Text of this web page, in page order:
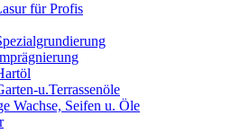
für Profis
u.Terrassenöle
Wachse, Seifen u. Öle